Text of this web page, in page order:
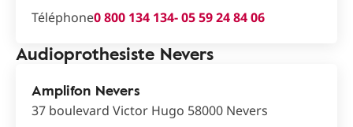
Téléphone0 800 134 134- 05 59 24 84 06
Audioprothesiste Nevers
Amplifon Nevers
37 boulevard Victor Hugo 58000 Nevers